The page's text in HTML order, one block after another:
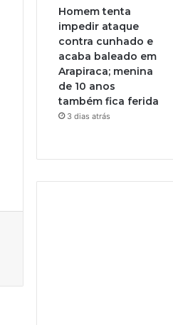
Homem tenta
impedir ataque
contra cunhado e
acaba baleado em
Arapiraca; menina
de 10 anos
também fica ferida
3 dias atrás